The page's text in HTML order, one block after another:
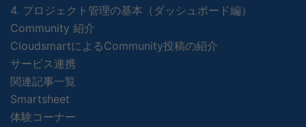
4. プロジェクト管理の基本（ダッシュボード編）
Community 紹介
CloudsmartによるCommunity投稿の紹介
サービス連携
関連記事一覧
Smartsheet
体験コーナー